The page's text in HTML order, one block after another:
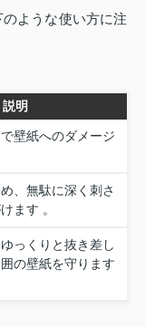
ような使い方に注
説明
壁紙へのダメージ
、無駄に深く刺さ
ます 。
っくりと抜き差し
の壁紙を守ります